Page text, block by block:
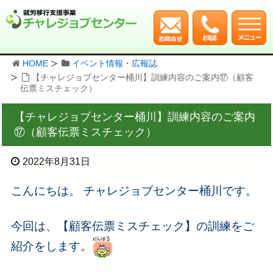
HOME
イベント情報・広報誌
【チャレジョブセンター桶川】訓練内容のご案内⑰（顧客
伝票ミスチェック）
【チャレジョブセンター桶川】訓練内容のご案内
⑰（顧客伝票ミスチェック）
2022年8月31日
こんにちは。 チャレジョブセンター桶川です。
今回は、【顧客伝票ミスチェック】の訓練をご
紹介をします。